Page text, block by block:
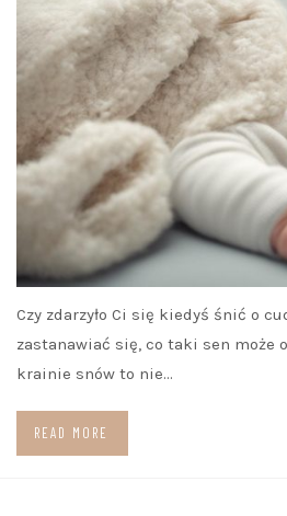
Czy zdarzyło Ci się kiedyś śnić o
zastanawiać się, co taki sen może
krainie snów to nie…
READ MORE